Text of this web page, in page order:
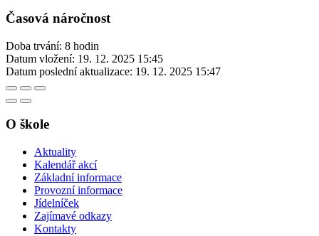
Časová náročnost
Doba trvání: 8 hodin
Datum vložení: 19. 12. 2025 15:45
Datum poslední aktualizace: 19. 12. 2025 15:47
O škole
Aktuality
Kalendář akcí
Základní informace
Provozní informace
Jídelníček
Zajímavé odkazy
Kontakty